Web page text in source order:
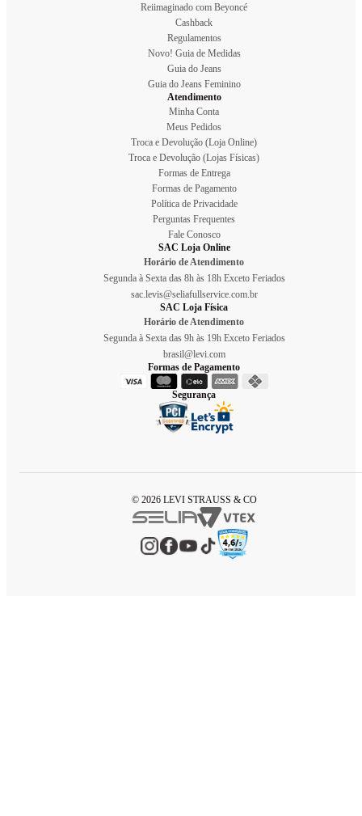
Reiimaginado com Beyoncé
Cashback
Regulamentos
Novo! Guia de Medidas
Guia do Jeans
Guia do Jeans Feminino
Atendimento
Minha Conta
Meus Pedidos
Troca e Devolução (Loja Online)
Troca e Devolução (Lojas Físicas)
Formas de Entrega
Formas de Pagamento
Política de Privacidade
Perguntas Frequentes
Fale Conosco
SAC Loja Online
Horário de Atendimento
Segunda à Sexta das 8h às 18h Exceto Feriados
sac.levis@seliafullservice.com.br
SAC Loja Física
Horário de Atendimento
Segunda à Sexta das 9h às 19h Exceto Feriados
brasil@levi.com
Formas de Pagamento
Segurança
© 2026 LEVI STRAUSS & CO